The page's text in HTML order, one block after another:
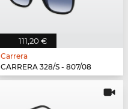
111,20 €
Carrera
CARRERA 328/S - 807/08